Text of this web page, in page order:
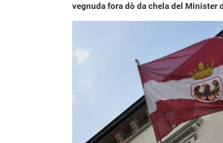
vegnuda fora dò da chela del Minister